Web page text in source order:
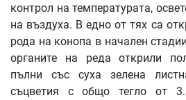
контрол на температурата,
на въздуха. В едно от тях са
рода на конопа в начален
органите на реда открили
пълни със суха зелена
съцветия с общо тегло от